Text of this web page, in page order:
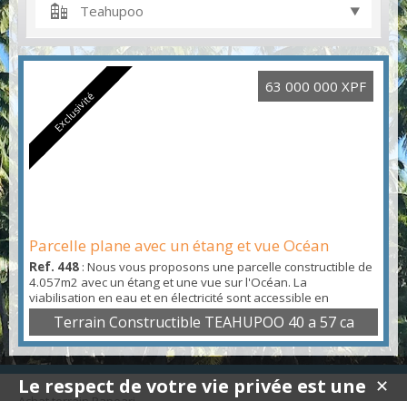
Teahupoo
Exclusivité
Parcelle plane avec un étang et vue Océan
Ref. 448 : Nous vous proposons une parcelle constructible de
4.057m2 avec un étang et une vue sur l'Océan. La
viabilisation en eau et en électricité sont accessible en
bordure de terrain. L'environnement est calme et arboré. A
découvrir
Terrain Constructible TEAHUPOO 40 a 57 ca
63 000 000 XPF
✕
Le respect de votre vie privée est une